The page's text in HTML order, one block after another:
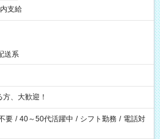
支給
送系
、大歓迎！
要 / 40～50代活躍中 / シフト勤務 / 電話対